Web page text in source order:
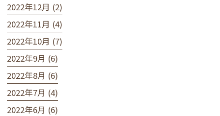
2022年12月 (2)
2022年11月 (4)
2022年10月 (7)
2022年9月 (6)
2022年8月 (6)
2022年7月 (4)
2022年6月 (6)